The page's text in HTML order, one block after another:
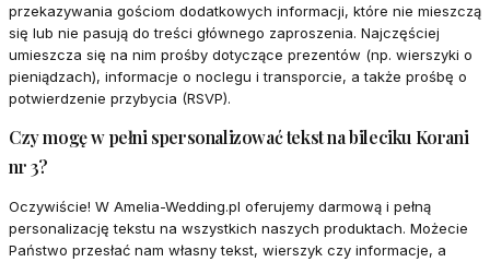
przekazywania gościom dodatkowych informacji, które nie mieszczą
się lub nie pasują do treści głównego zaproszenia. Najczęściej
umieszcza się na nim prośby dotyczące prezentów (np. wierszyki o
pieniądzach), informacje o noclegu i transporcie, a także prośbę o
potwierdzenie przybycia (RSVP).
Czy mogę w pełni spersonalizować tekst na bileciku Korani
nr 3?
Oczywiście! W Amelia-Wedding.pl oferujemy darmową i pełną
personalizację tekstu na wszystkich naszych produktach. Możecie
Państwo przesłać nam własny tekst, wierszyk czy informacje, a